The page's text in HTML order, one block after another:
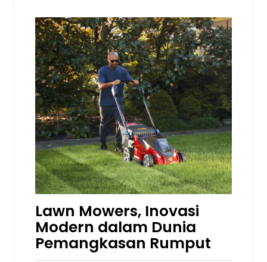
Lawn Mowers, Inovasi
Modern dalam Dunia
Pemangkasan Rumput